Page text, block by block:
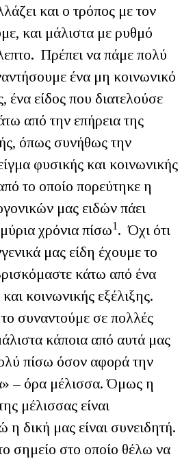
και ο τρόπος με τον
και μάλιστα με ρυθμό
Πρέπει να πάμε πολύ
ένα μη κοινωνικό
ένα είδος που διατελούσε
από την επήρεια της
όπως συνήθως την
φυσικής και κοινωνικής
το οποίο πορεύτηκε η
μας ειδών πάει
χρόνια πίσω1. Όχι ότι
μας είδη έχουμε το
κάτω από ένα
κοινωνικής εξέλιξης.
συναντούμε σε πολλές
κάποια από αυτά μας
πίσω όσον αφορά την
– όρα μέλισσα. Όμως η
μέλισσας είναι
η δική μας είναι συνειδητή.
σημείο στο οποίο θέλω να